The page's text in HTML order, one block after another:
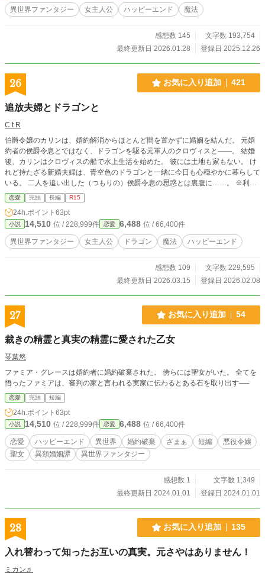
異世界ファンタジー 女主人公 ハッピーエンド 魔法
感想数 145
文字数 193,754
最終更新日 2026.01.28
登録日 2025.12.26
26 お気に入り追加 421
追放夫婦とドラゴンと
C t R
伯爵令嬢のカリンは、婚約解消からほとんど間を置かずに婚姻を結んだ。 元婚
約者の侯爵令息とではなく、ドラゴンを駆る元軍人のクロヴィスと――。 結婚
後、カリンはクロヴィスの船で水上生活を始めた。 彼には土地も家もない。 け
れど持たざる新婚夫婦は、青空色のドラゴンと一緒に今日も心穏やかに暮らして
いる。 二人を追い出した（つもりの）侯爵令息の思惑とは裏腹に……。 ※利発
な妻と寡黙な夫 ■作品転載、盗作、明らかな設定の類似・盗用、オマージュ、全
て禁止致します。
恋愛 完結 長編 R15
24h.ポイント 63pt
小説 14,510 位 / 228,999件 恋愛 6,488 位 / 66,400件
異世界ファンタジー 女主人公 ドラゴン 魔法 ハッピーエンド
感想数 109
文字数 229,595
最終更新日 2026.03.15
登録日 2026.02.08
27 お気に入り追加 54
裁きの精霊と真実の精霊に愛された乙女
琴葉悠
ファミア・グレースは婚約者に婚約破棄された。 傍らには聖女がいた。 全てを
悟ったファミアは、審判の家と言われる実家に伝わるとある石を取り出す──
恋愛 完結 短編
24h.ポイント 63pt
小説 14,510 位 / 228,999件 恋愛 6,488 位 / 66,400件
恋愛 ハッピーエンド 異世界 婚約破棄 ざまぁ 短編
悪役令嬢
聖女
異類婚姻譚 異世界ファンタジー
感想数 1
文字数 1,349
最終更新日 2024.01.01
登録日 2024.01.01
28 お気に入り追加 135
入れ替わって知ったお互いの真実。元さやはありません！
ミカン♬